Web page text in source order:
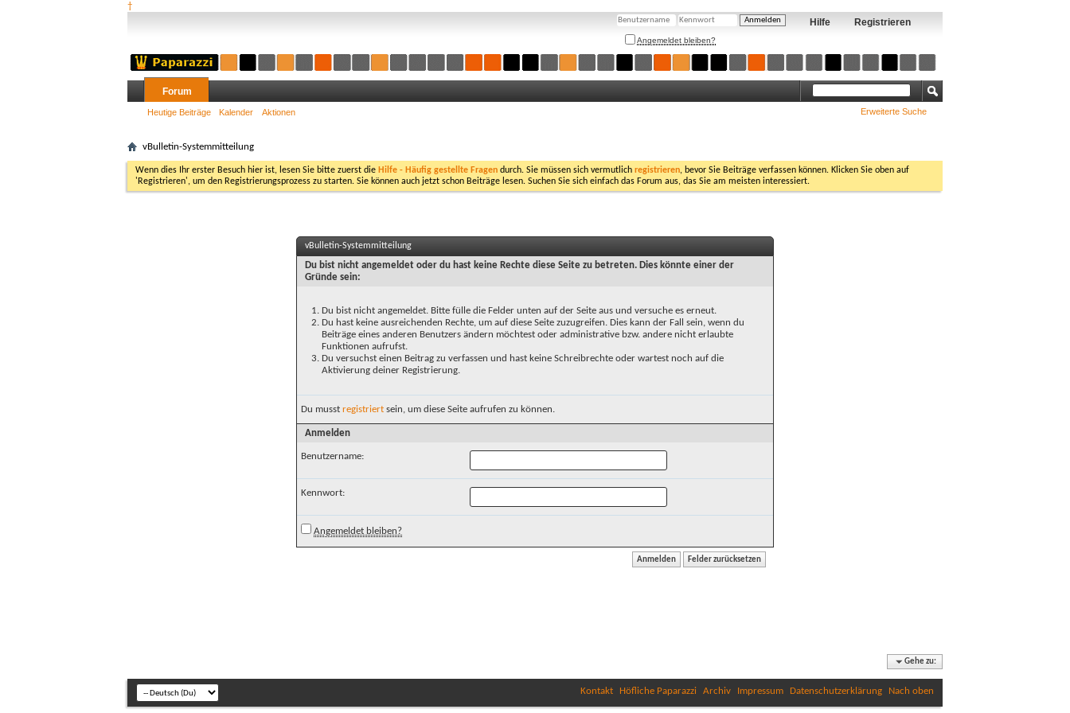
†
Registrieren
Hilfe
Angemeldet bleiben?
Forum
Heutige Beiträge Kalender Aktionen Erweiterte Suche
vBulletin-Systemmitteilung
Wenn dies Ihr erster Besuch hier ist, lesen Sie bitte zuerst die Hilfe - Häufig gestellte Fragen durch. Sie müssen sich vermutlich registrieren, bevor Sie Beiträge verfassen können. Klicken Sie oben auf
'Registrieren', um den Registrierungsprozess zu starten. Sie können auch jetzt schon Beiträge lesen. Suchen Sie sich einfach das Forum aus, das Sie am meisten interessiert.
vBulletin-Systemmitteilung
Du bist nicht angemeldet oder du hast keine Rechte diese Seite zu betreten. Dies könnte einer der
Gründe sein:
Du bist nicht angemeldet. Bitte fülle die Felder unten auf der Seite aus und versuche es erneut.
Du hast keine ausreichenden Rechte, um auf diese Seite zuzugreifen. Dies kann der Fall sein, wenn du
Beiträge eines anderen Benutzers ändern möchtest oder administrative bzw. andere nicht erlaubte
Funktionen aufrufst.
Du versuchst einen Beitrag zu verfassen und hast keine Schreibrechte oder wartest noch auf die
Aktivierung deiner Registrierung.
Du musst registriert sein, um diese Seite aufrufen zu können.
Anmelden
Benutzername:
Kennwort:
Angemeldet bleiben?
Gehe zu:
Kontakt Höfliche Paparazzi Archiv Impressum Datenschutzerklärung Nach oben